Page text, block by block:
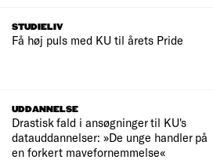
STUDIELIV
Få høj puls med KU til årets Pride
UDDANNELSE
Drastisk fald i ansøgninger til KU's
datauddannelser: »De unge handler på
en forkert mavefornemmelse«